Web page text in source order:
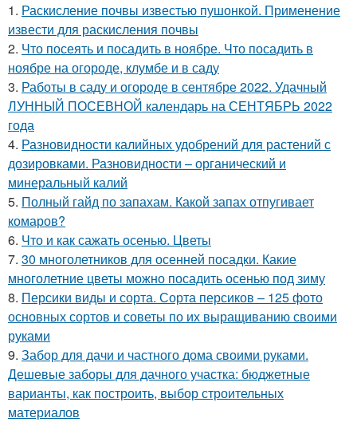
1. Раскисление почвы известью пушонкой. Применение
извести для раскисления почвы
2. Что посеять и посадить в ноябре. Что посадить в
ноябре на огороде, клумбе и в саду
3. Работы в саду и огороде в сентябре 2022. Удачный
ЛУННЫЙ ПОСЕВНОЙ календарь на СЕНТЯБРЬ 2022
года
4. Разновидности калийных удобрений для растений с
дозировками. Разновидности – органический и
минеральный калий
5. Полный гайд по запахам. Какой запах отпугивает
комаров?
6. Что и как сажать осенью. Цветы
7. 30 многолетников для осенней посадки. Какие
многолетние цветы можно посадить осенью под зиму
8. Персики виды и сорта. Сорта персиков – 125 фото
основных сортов и советы по их выращиванию своими
руками
9. Забор для дачи и частного дома своими руками.
Дешевые заборы для дачного участка: бюджетные
варианты, как построить, выбор строительных
материалов